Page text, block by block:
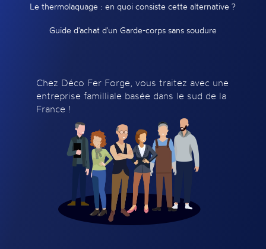
Le thermolaquage : en quoi consiste cette alternative ?
Guide d'achat d'un Garde-corps sans soudure
Chez Déco Fer Forge, vous traitez avec une
entreprise familliale basée dans le sud de la
France !